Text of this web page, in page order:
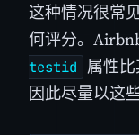
这种情况很常
何评分。
testid 属性比
因此尽量以这